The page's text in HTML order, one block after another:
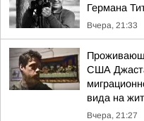
Германа
Вчера, 21:33
США
вида на
Вчера, 21:27